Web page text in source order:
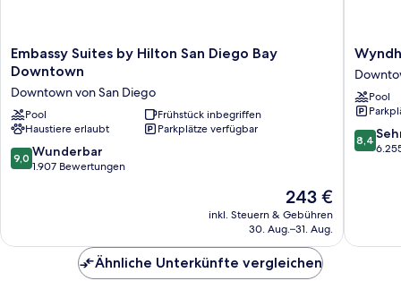
Embassy
Suites
Hilton
San
Diego
Bay
Downtown
Embassy Suites by Hilton San Diego Bay
Downtown
Downtown von San Diego
Pool
Frühstück inbegriffen
Haustiere erlaubt
Parkplätze verfügbar
9.0
von
9,0 Wunderbar
1.907 Bewertungen
Der
Preis
beträgt
243 €
inkl. Steuern & Gebühren
30. Aug.–31. Aug.
San
Diego
Bayside
von
San
Pool
8.4
von
8,4
Ähnliche Unterkünfte vergleichen